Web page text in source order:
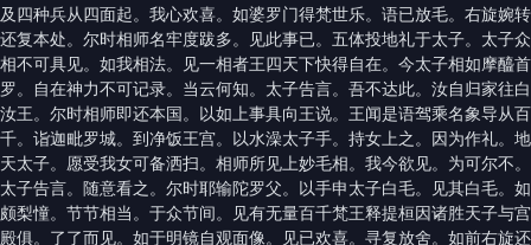
及四种兵从四面起。我心欢喜。如婆罗门得梵世乐。语已放毛。右旋婉转
还复本处。尔时相师名牢度跋多。见此事已。五体投地礼于太子。太子众
相不可具见。如我相法。见一相者王四天下快得自在。今太子相如摩醯首
罗。自在神力不可记录。当云何知。太子告言。吾不达此。汝自归家往白
汝王。尔时相师即还本国。以如上事具向王说。王闻是语驾乘名象导从百
千。诣迦毗罗城。到净饭王宫。以水澡太子手。持女上之。因为作礼。地
天太子。愿受我女可备洒扫。相师所见上妙毛相。我今欲见。为可尔不。
太子告言。随意看之。尔时耶输陀罗父。以手申太子白毛。见其白毛。如
颇梨憧。节节相当。于众节间。见有无量百千梵王释提桓因诸胜天子与宫
殿俱。了了而见。如于明镜自观面像。见已欢喜。寻复放舍。如前右旋还